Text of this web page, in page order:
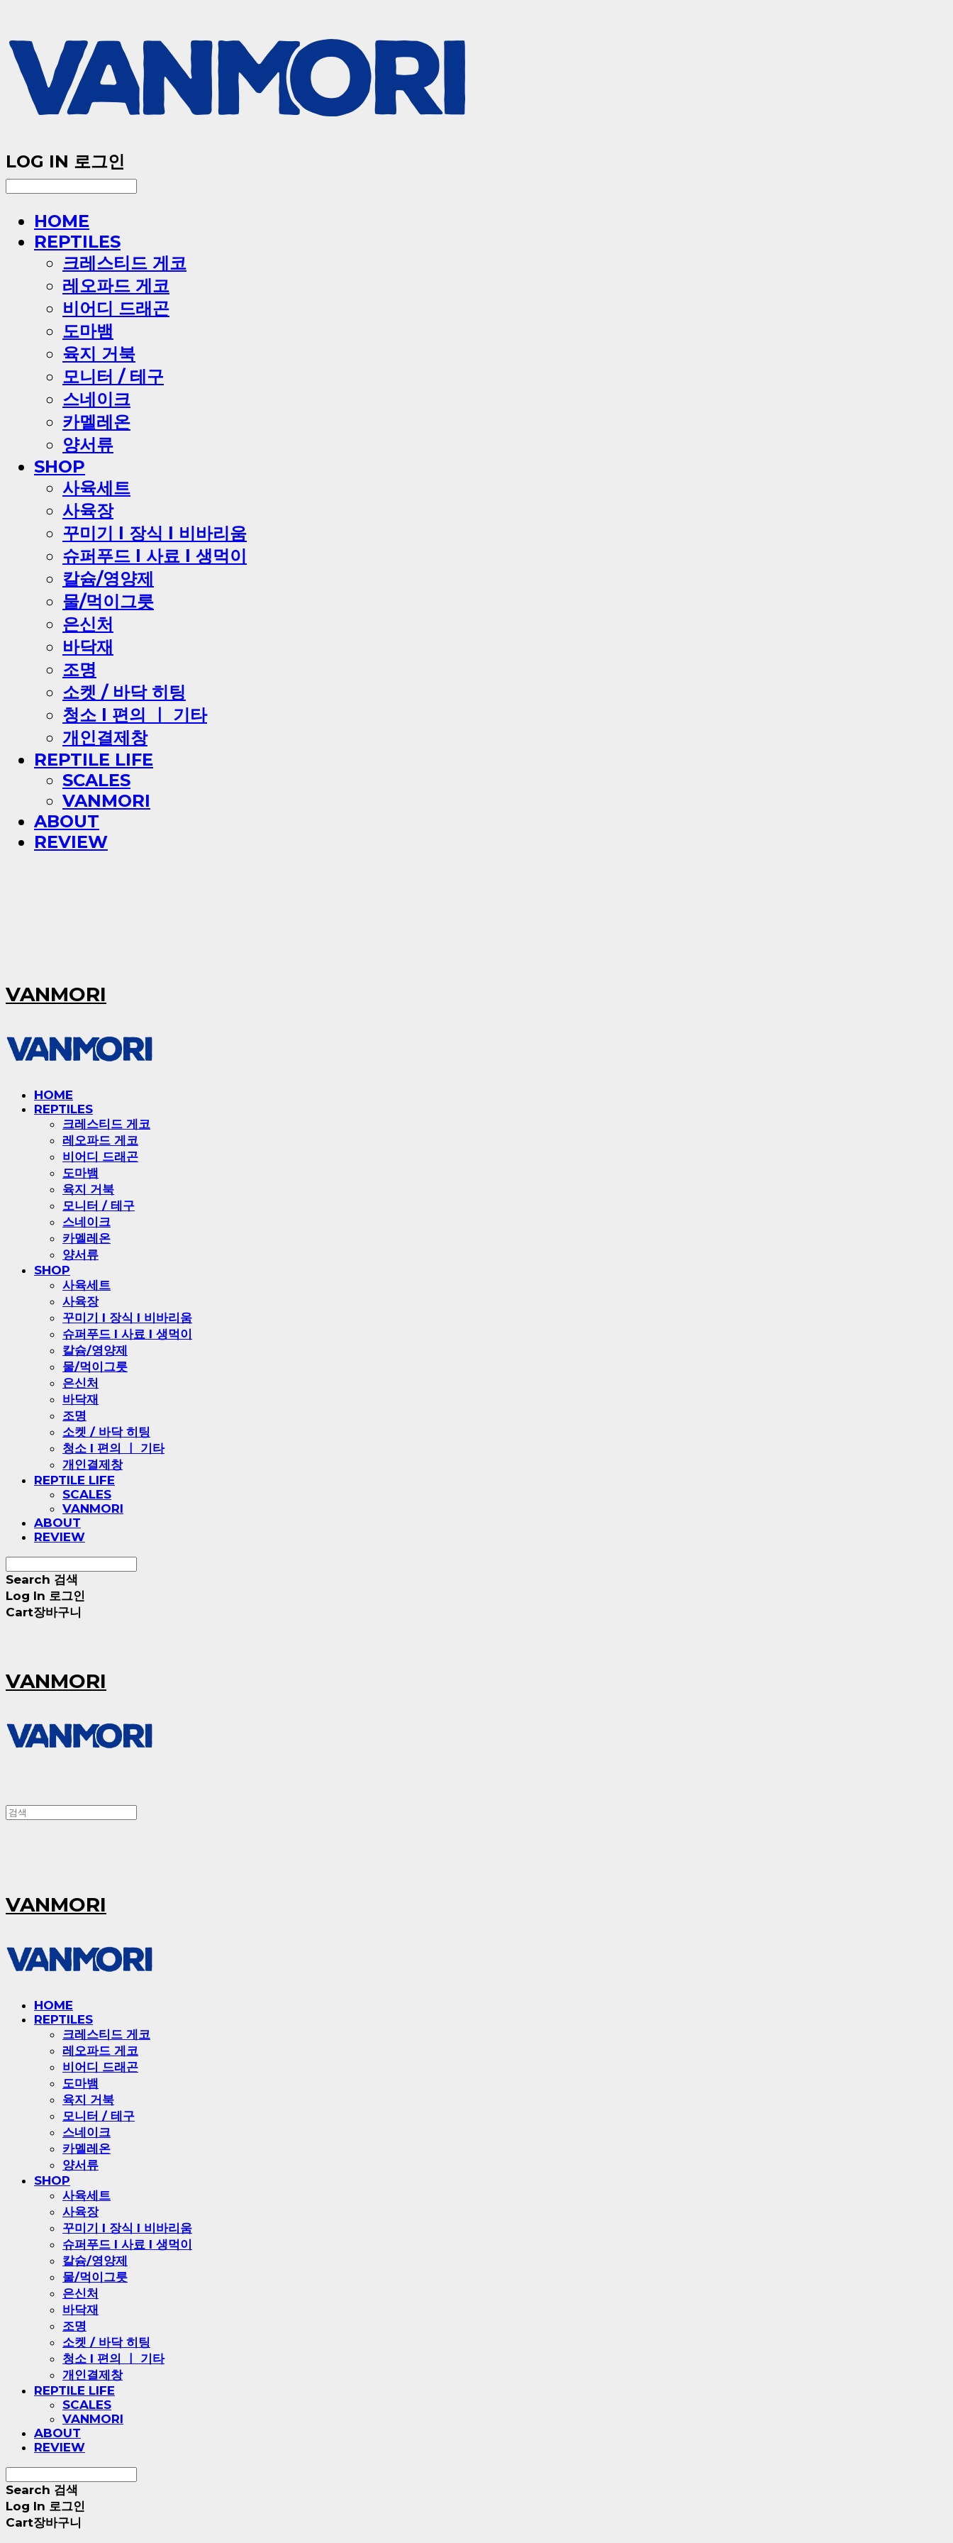
LOG IN 로그인
HOME
REPTILES
크레스티드 게코
레오파드 게코
비어디 드래곤
도마뱀
육지 거북
모니터 / 테구
스네이크
카멜레온
양서류
SHOP
사육세트
사육장
꾸미기 l 장식 l 비바리움
슈퍼푸드 l 사료 l 생먹이
칼슘/영양제
물/먹이그릇
은신처
바닥재
조명
소켓 / 바닥 히팅
청소 l 편의 ㅣ 기타
개인결제창
REPTILE LIFE
SCALES
VANMORI
ABOUT
REVIEW
VANMORI
HOME
REPTILES
크레스티드 게코
레오파드 게코
비어디 드래곤
도마뱀
육지 거북
모니터 / 테구
스네이크
카멜레온
양서류
SHOP
사육세트
사육장
꾸미기 l 장식 l 비바리움
슈퍼푸드 l 사료 l 생먹이
칼슘/영양제
물/먹이그릇
은신처
바닥재
조명
소켓 / 바닥 히팅
청소 l 편의 ㅣ 기타
개인결제창
REPTILE LIFE
SCALES
VANMORI
ABOUT
REVIEW
Search 검색
Log In 로그인
Cart장바구니
VANMORI
VANMORI
HOME
REPTILES
크레스티드 게코
레오파드 게코
비어디 드래곤
도마뱀
육지 거북
모니터 / 테구
스네이크
카멜레온
양서류
SHOP
사육세트
사육장
꾸미기 l 장식 l 비바리움
슈퍼푸드 l 사료 l 생먹이
칼슘/영양제
물/먹이그릇
은신처
바닥재
조명
소켓 / 바닥 히팅
청소 l 편의 ㅣ 기타
개인결제창
REPTILE LIFE
SCALES
VANMORI
ABOUT
REVIEW
Search 검색
Log In 로그인
Cart장바구니